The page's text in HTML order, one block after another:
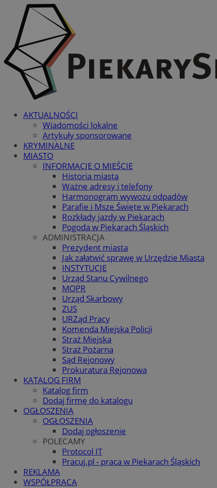
AKTUALNOŚCI
Wiadomości lokalne
Artykuły sponsorowane
KRYMINALNE
MIASTO
INFORMACJE O MIEŚCIE
Historia miasta
Ważne adresy i telefony
Harmonogram wywozu odpadów
Parafie i Msze Święte w Piekarach
Rozkłady jazdy w Piekarach
Pogoda w Piekarach Śląskich
ADMINISTRACJA
Prezydent miasta
Jak załatwić sprawę w Urzędzie Miasta
INSTYTUCJE
Urząd Stanu Cywilnego
MOPR
Urząd Skarbowy
ZUS
URZąd Pracy
Komenda Miejska Policji
Straż Miejska
Straż Pożarna
Sąd Rejonowy
Prokuratura Rejonowa
KATALOG FIRM
Katalog firm
Dodaj firmę do katalogu
OGŁOSZENIA
OGŁOSZENIA
Dodaj ogłoszenie
POLECAMY
Protocol IT
Pracuj.pl - praca w Piekarach Śląskich
REKLAMA
WSPÓŁPRACA